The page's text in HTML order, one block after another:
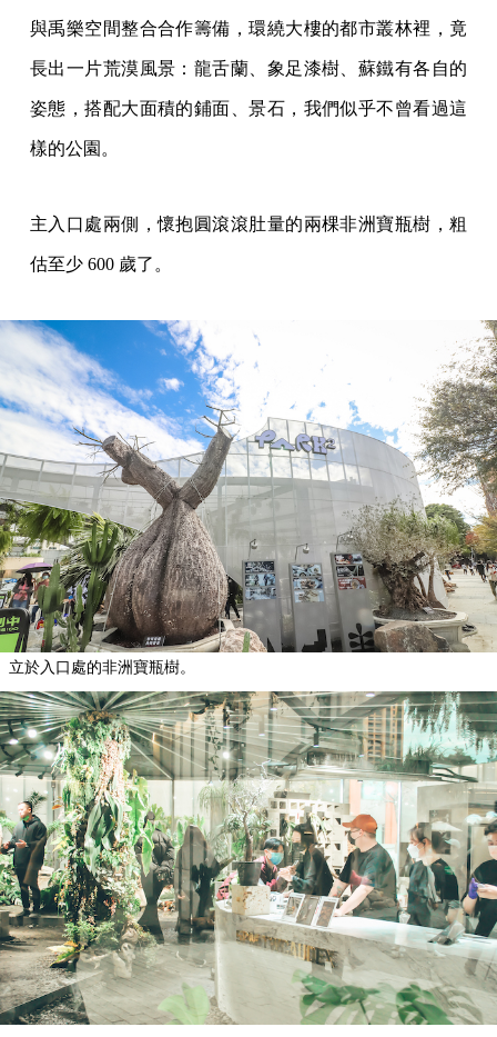
與禹樂空間整合合作籌備，環繞大樓的都市叢林裡，竟
長出一片荒漠風景：龍舌蘭、象足漆樹、蘇鐵有各自的
姿態，搭配大面積的鋪面、景石，我們似乎不曾看過這
樣的公園。
主入口處兩側，懷抱圓滾滾肚量的兩棵非洲寶瓶樹，粗
估至少 600 歲了。
立於入口處的非洲寶瓶樹。